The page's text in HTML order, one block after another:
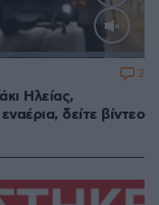
Ηλείας,
δείτε βίντεο
2